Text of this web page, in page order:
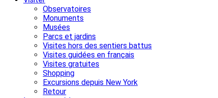
Observatoires
Monuments
Musées
Parcs et jardins
Visites hors des sentiers battus
Visites guidées en français
Visites gratuites
Shopping
Excursions depuis New York
Retour